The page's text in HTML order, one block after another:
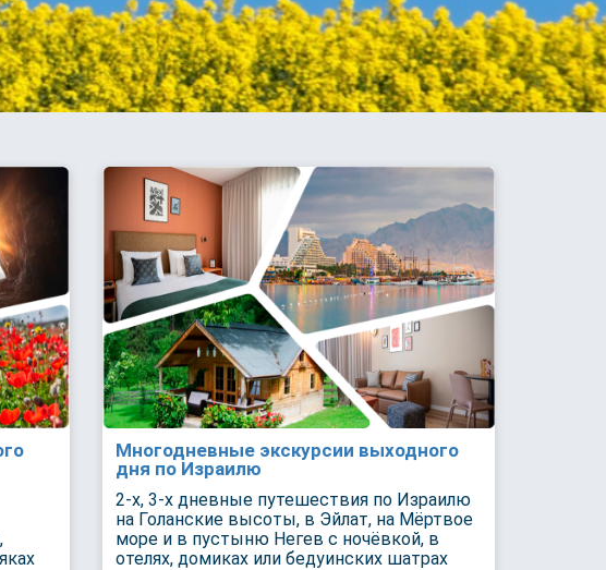
Многодневные экскурсии выходного
дня по Израилю
2-х, 3-х дневные путешествия по Израилю
на Голанские высоты, в Эйлат, на Мёртвое
море и в пустыню Негев с ночёвкой, в
отелях, домиках или бедуинских шатрах